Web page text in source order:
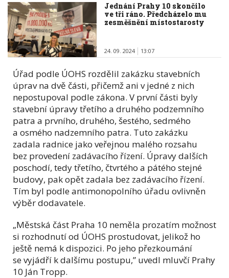
Jednání Prahy 10 skončilo
ve tři ráno. Předcházelo mu
zesměšnění místostarosty
24. 09. 2024 13:07
Úřad podle ÚOHS rozdělil zakázku stavebních
úprav na dvě části, přičemž ani v jedné z nich
nepostupoval podle zákona. V první části byly
stavební úpravy třetího a druhého podzemního
patra a prvního, druhého, šestého, sedmého
a osmého nadzemního patra. Tuto zakázku
zadala radnice jako veřejnou malého rozsahu
bez provedení zadávacího řízení. Úpravy dalších
poschodí, tedy třetího, čtvrtého a pátého stejné
budovy, pak opět zadala bez zadávacího řízení.
Tím byl podle antimonopolního úřadu ovlivněn
výběr dodavatele.
„Městská část Praha 10 neměla prozatím možnost
si rozhodnutí od ÚOHS prostudovat, jelikož ho
ještě nemá k dispozici. Po jeho přezkoumání
se vyjádří k dalšímu postupu,” uvedl mluvčí Prahy
10 Ján Tropp.